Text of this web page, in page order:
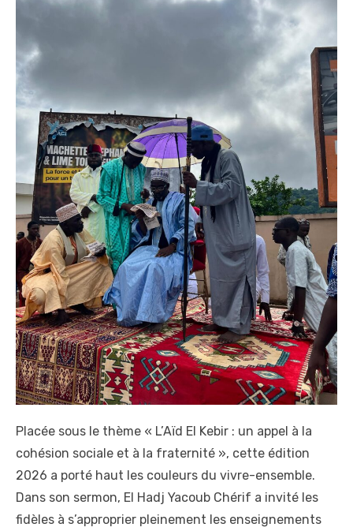
Placée sous le thème « L’Aïd El Kebir : un appel à la
cohésion sociale et à la fraternité », cette édition
2026 a porté haut les couleurs du vivre-ensemble.
Dans son sermon, El Hadj Yacoub Chérif a invité les
fidèles à s’approprier pleinement les enseignements